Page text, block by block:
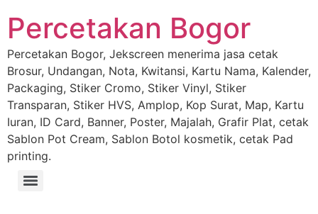
Percetakan Bogor
Percetakan Bogor, Jekscreen menerima jasa cetak
Brosur, Undangan, Nota, Kwitansi, Kartu Nama, Kalender,
Packaging, Stiker Cromo, Stiker Vinyl, Stiker
Transparan, Stiker HVS, Amplop, Kop Surat, Map, Kartu
Iuran, ID Card, Banner, Poster, Majalah, Grafir Plat, cetak
Sablon Pot Cream, Sablon Botol kosmetik, cetak Pad
printing.